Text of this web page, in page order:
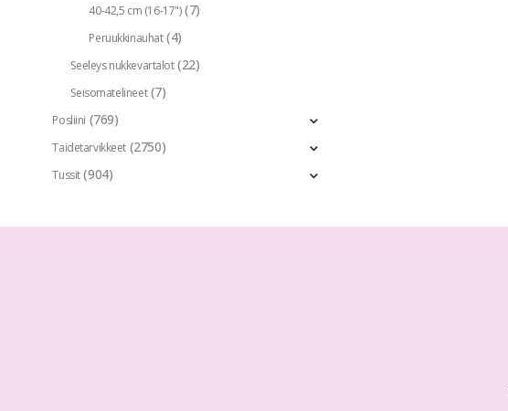
40-42,5 cm (16-17") (7)
Peruukkinauhat (4)
Seeleys nukkevartalot (22)
Seisomatelineet (7)
Posliini (769)
Taidetarvikkeet (2750)
Tussit (904)